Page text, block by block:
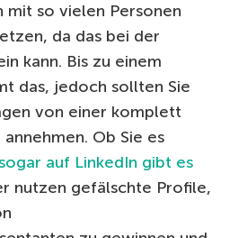
mit so vielen Personen
da das bei der
kann. Bis zu einem
das, jedoch sollten Sie
von einer komplett
Ob Sie es
auf LinkedIn gibt es
nutzen gefälschte Profile,